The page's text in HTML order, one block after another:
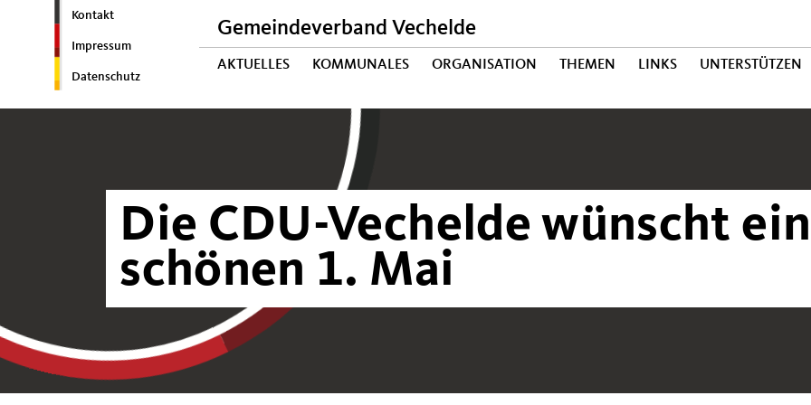
Kontakt
Impressum
Datenschutz
Gemeindeverband Vechelde
AKTUELLES KOMMUNALES ORGANISATION THEMEN LINKS UNTERSTÜTZEN
Die CDU-Vechelde wünscht
schönen 1. Mai